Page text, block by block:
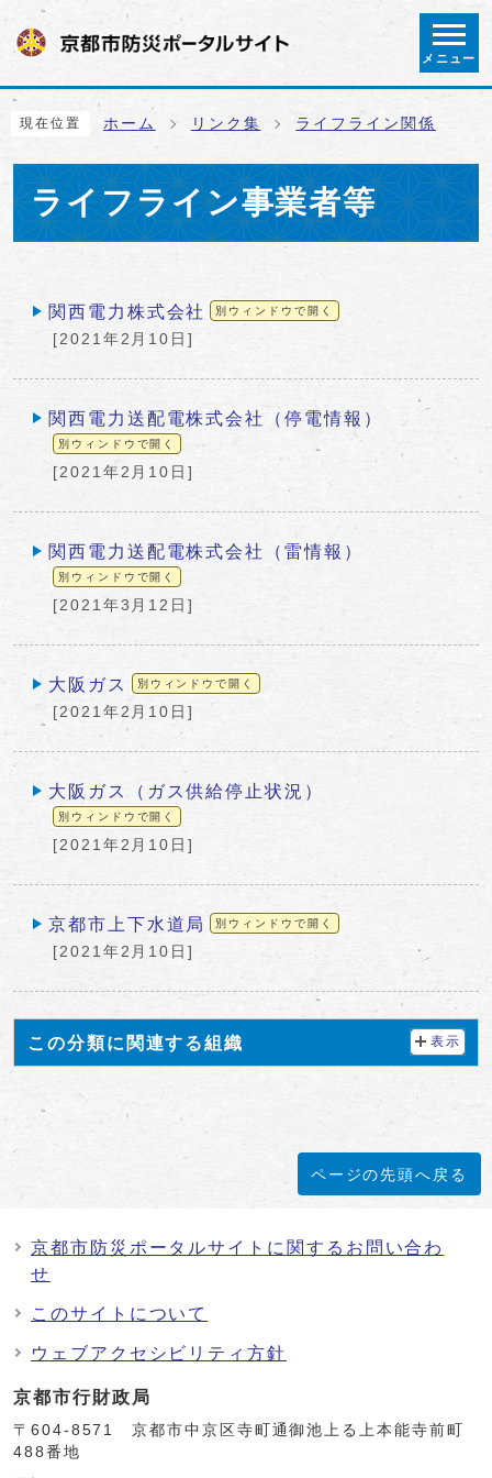
ページの先頭です
メニュー
ここから本文です
現在位置 ホーム リンク集 ライフライン関係
ライフライン事業者等
メインメニュー
関西電力株式会社 別ウィンドウで開く
[2021年2月10日]
関西電力送配電株式会社（停電情報）
別ウィンドウで開く
[2021年2月10日]
関西電力送配電株式会社（雷情報）
別ウィンドウで開く
[2021年3月12日]
大阪ガス 別ウィンドウで開く
[2021年2月10日]
大阪ガス（ガス供給停止状況）
別ウィンドウで開く
[2021年2月10日]
京都市上下水道局 別ウィンドウで開く
[2021年2月10日]
この分類に関連する組織 表示
ページの先頭へ戻る
京都市防災ポータルサイトに関するお問い合わ
せ
このサイトについて
ウェブアクセシビリティ方針
京都市行財政局
〒604-8571 京都市中京区寺町通御池上る上本能寺前町
488番地